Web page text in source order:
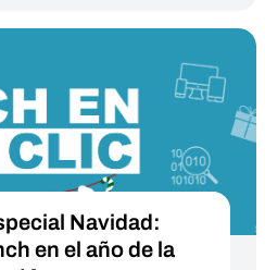
Navidad:
en el año de la